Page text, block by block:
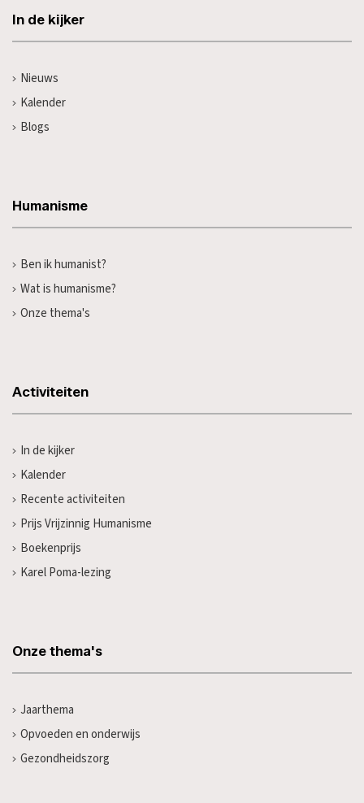
In de kijker
Nieuws
Kalender
Blogs
Humanisme
Ben ik humanist?
Wat is humanisme?
Onze thema's
Activiteiten
In de kijker
Kalender
Recente activiteiten
Prijs Vrijzinnig Humanisme
Boekenprijs
Karel Poma-lezing
Onze thema's
Jaarthema
Opvoeden en onderwijs
Gezondheidszorg